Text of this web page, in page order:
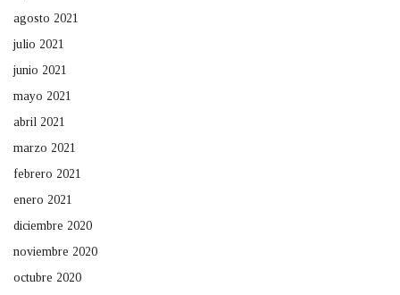
agosto 2021
julio 2021
junio 2021
mayo 2021
abril 2021
marzo 2021
febrero 2021
enero 2021
diciembre 2020
noviembre 2020
octubre 2020